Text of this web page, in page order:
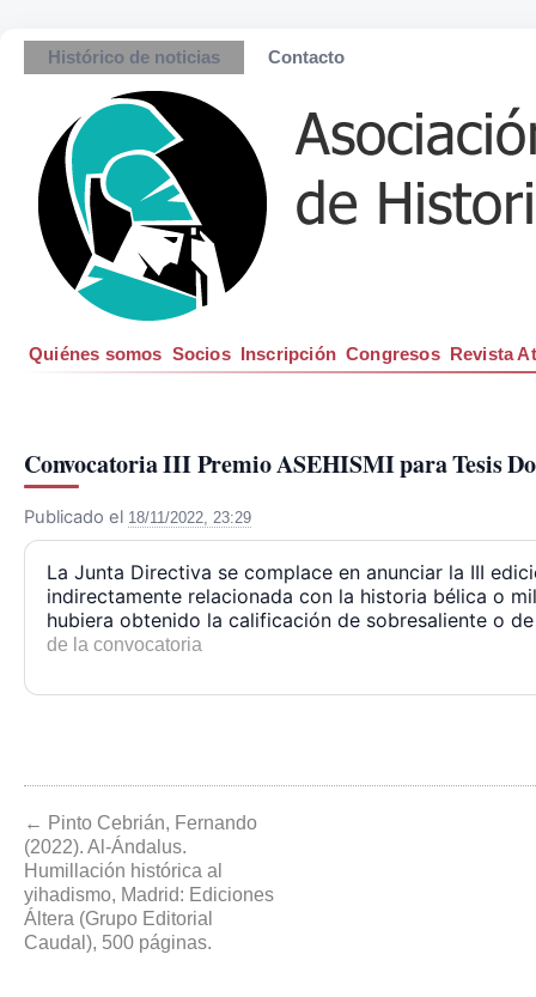
Histórico de noticias Contacto
Quiénes somos Socios Inscripción Congresos Revista
Convocatoria III Premio ASEHISMI para Tesis
Publicado el 18/11/2022, 23:29
La Junta Directiva se complace en anunciar la III
indirectamente relacionada con la historia bélica o
hubiera obtenido la calificación de sobresaliente o
de la convocatoria
← Pinto Cebrián, Fernando
(2022). Al-Ándalus.
Humillación histórica al
yihadismo, Madrid: Ediciones
Áltera (Grupo Editorial
Caudal), 500 páginas.